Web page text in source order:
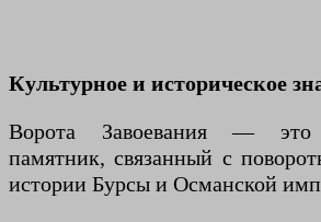
Культурное и историческое
Ворота Завоевания — это
памятник, связанный с
истории Бурсы и Османской